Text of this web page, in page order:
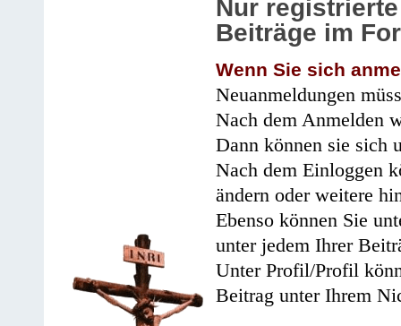
Nur
Beiträge im
Wenn Sie sich
Neuanmeldungen
Nach dem Anmelden
Dann können sie sich
Nach dem Einloggen
ändern oder weitere
Ebenso können Sie
unter jedem Ihrer
Unter Profil/Profil
Beitrag unter Ihrem